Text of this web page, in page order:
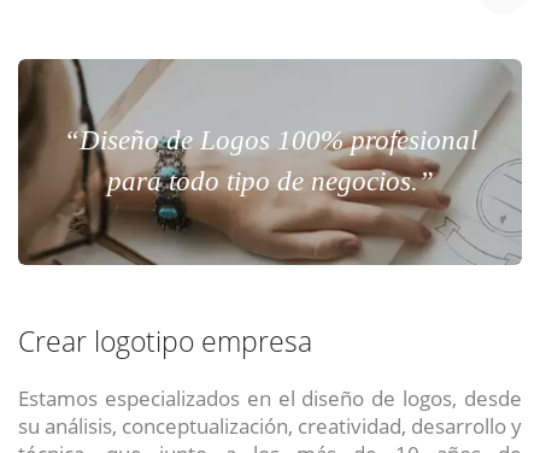
“Diseño de Logos 100% profesional
para todo tipo de negocios.”
Crear logotipo empresa
Estamos especializados en el diseño de logos, desde
su análisis, conceptualización, creatividad, desarrollo y